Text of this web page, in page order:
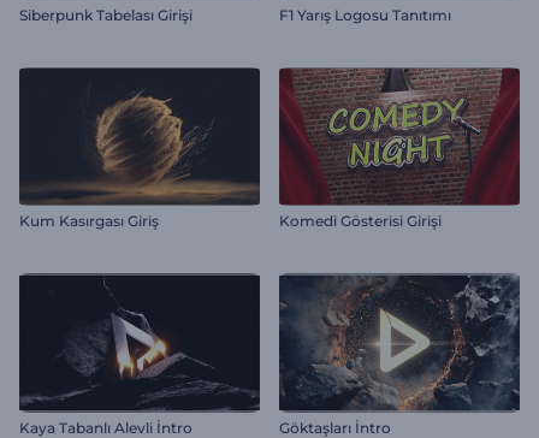
Siberpunk Tabelası Girişi F1 Yarış Logosu Tanıtımı
Kum Kasırgası Giriş Komedi Gösterisi Girişi
Kaya Tabanlı Alevli İntro Göktaşları İntro